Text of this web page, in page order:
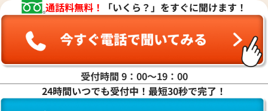
日時点の参考買取価格です
ワイト
価格はお問い合わせください
電話で聞く
ETERNA
エテルナ
EDOX
エドックス
EBERHARD
エベラール
EBEL
グッチ
Graham
グラハム
グランドセイコー
CORUM
コルム
Gerald Genta
ジェラルド・ジェンタ
Jaeger-LeCoultre
ジャガー・ルクルト
ジャケ・ドロー
Girard-Perregaux
Piaget
PIERRE KUNZ
ピエール・クンツ
FRANCK MULLER
フランク ミュラー
BOUCHERON
ブシュロン
Ressence
ROGER DUBUIS
ロジェ・デュブイ
ROLEX
ロレックス
LONGINES
通話料無料！
「いくら？」をすぐに聞けます！
受付時間 9：00〜19：00
24時間いつでも受付中！最短30秒で完了！